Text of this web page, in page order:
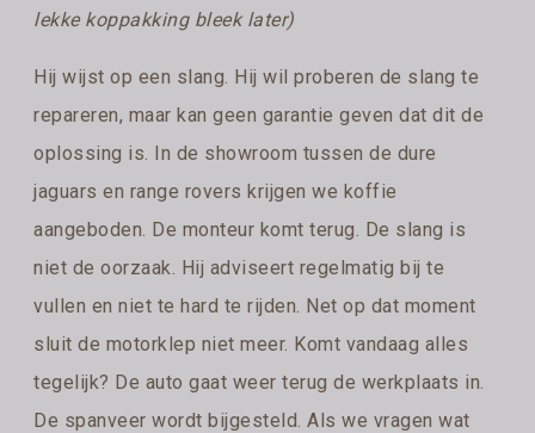
lekke koppakking bleek later)
Hij wijst op een slang. Hij wil proberen de slang te
repareren, maar kan geen garantie geven dat dit de
oplossing is. In de showroom tussen de dure
jaguars en range rovers krijgen we koffie
aangeboden. De monteur komt terug. De slang is
niet de oorzaak. Hij adviseert regelmatig bij te
vullen en niet te hard te rijden. Net op dat moment
sluit de motorklep niet meer. Komt vandaag alles
tegelijk? De auto gaat weer terug de werkplaats in.
De spanveer wordt bijgesteld. Als we vragen wat